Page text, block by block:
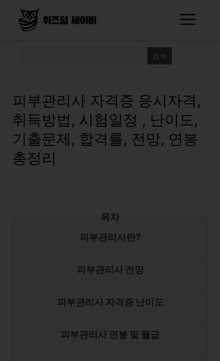
검색
피부관리사 자격증 응시자격,
취득방법, 시험일정 , 난이도,
기출문제, 합격률, 전망, 연봉
총정리
목차
피부관리사란?
피부관리사 전망
피부관리사 자격증 난이도
피부관리사 연봉 및 월급